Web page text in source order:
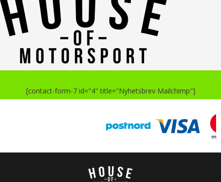
[contact-form-7 id="4" title="Nyhetsbrev Mailchimp"]